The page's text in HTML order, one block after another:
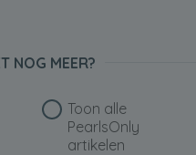
NOG MEER?
Toon alle
PearlsOnly
artikelen